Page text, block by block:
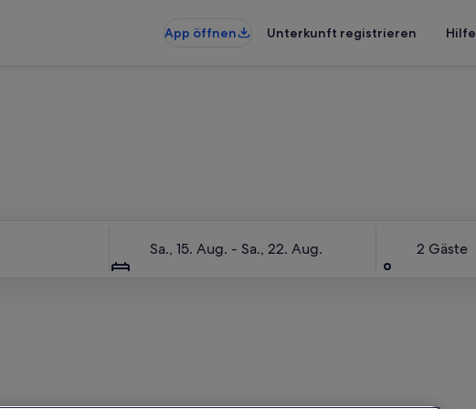
App öffnen
Unterkunft registrieren Hilfe
Sa., 15. Aug. - Sa., 22. Aug. 2 Gäste